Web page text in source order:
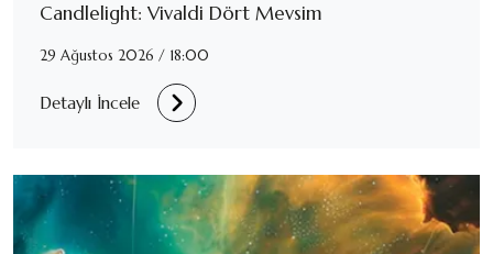
Candlelight: Vivaldi Dört Mevsim
29 Ağustos 2026 / 18:00
Detaylı İncele